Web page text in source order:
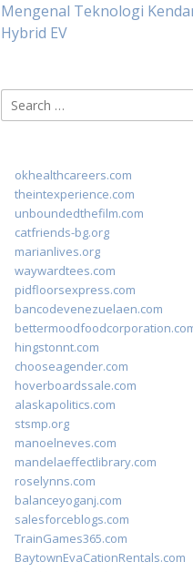
Mengenal Teknologi
Hybrid EV
Search
for:
okhealthcareers.com
theintexperience.com
unboundedthefilm.com
catfriends-bg.org
marianlives.org
waywardtees.com
pidfloorsexpress.com
bancodevenezuelaen.com
hingstonnt.com
chooseagender.com
hoverboardssale.com
alaskapolitics.com
stsmp.org
manoelneves.com
mandelaeffectlibrary.com
roselynns.com
balanceyoganj.com
salesforceblogs.com
TrainGames365.com
BaytownEvaCationRentals.com